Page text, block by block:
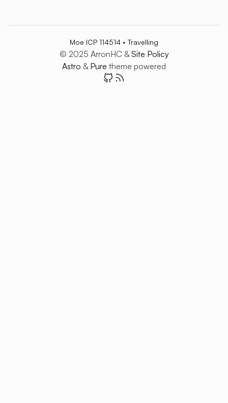
Moe ICP 114514 • Travelling
© 2025 ArronHC &Site Policy
Astro & Pure theme powered